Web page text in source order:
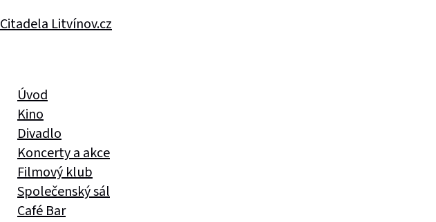
Citadela Litvínov.cz
Úvod
Kino
Divadlo
Koncerty a akce
Filmový klub
Společenský sál
Café Bar